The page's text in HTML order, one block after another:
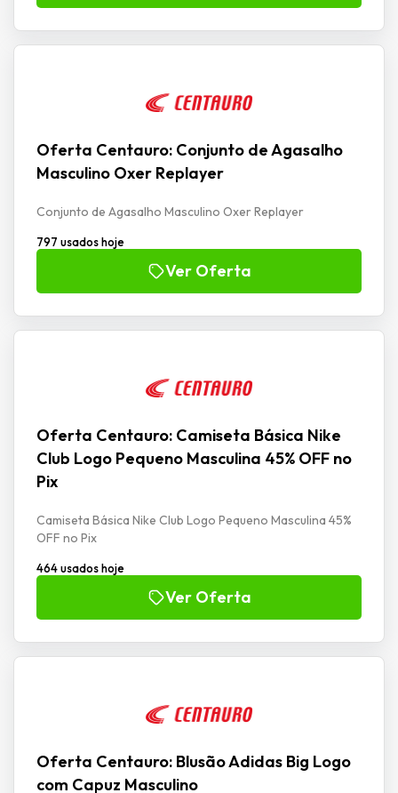
Oferta Centauro: Conjunto de Agasalho
Masculino Oxer Replayer
Conjunto de Agasalho Masculino Oxer Replayer
797 usados hoje
Ver Oferta
Oferta Centauro: Camiseta Básica Nike
Club Logo Pequeno Masculina 45% OFF no
Pix
Camiseta Básica Nike Club Logo Pequeno Masculina 45%
OFF no Pix
464 usados hoje
Ver Oferta
Oferta Centauro: Blusão Adidas Big Logo
com Capuz Masculino